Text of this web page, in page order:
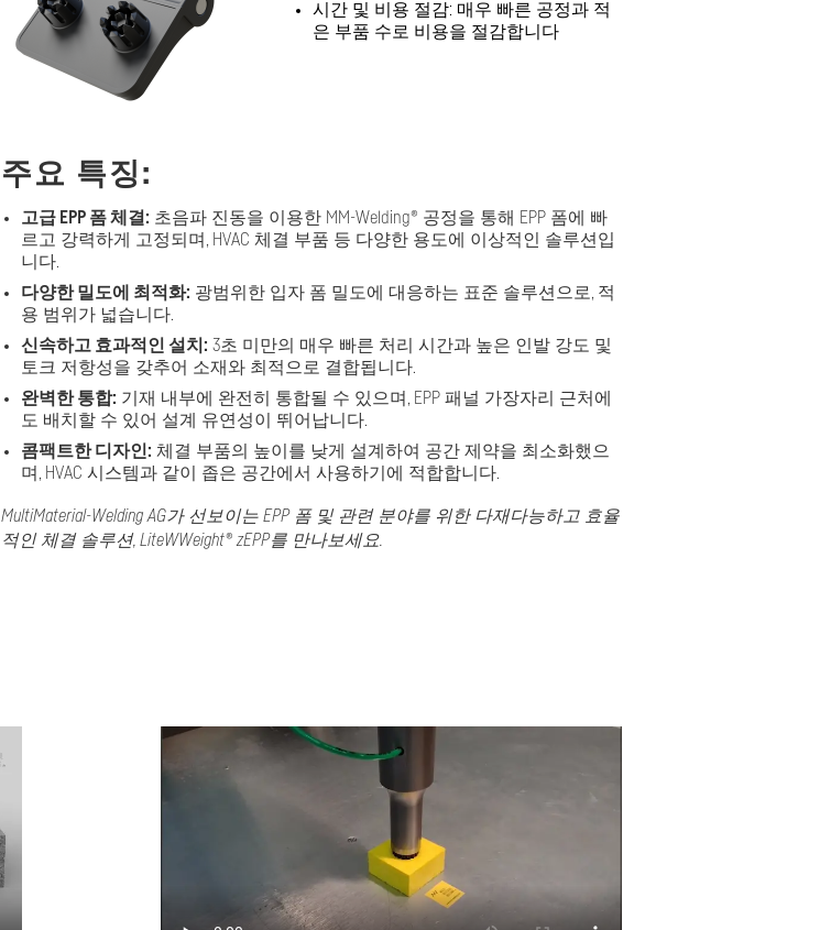
시간 및 비용 절감: 매우 빠른 공정과 적
은 부품 수로 비용을 절감합니다
주요 특징:
고급 EPP 폼 체결: 초음파 진동을 이용한 MM-Welding® 공정을 통해 EPP 폼에 빠
르고 강력하게 고정되며, HVAC 체결 부품 등 다양한 용도에 이상적인 솔루션입
니다.
다양한 밀도에 최적화: 광범위한 입자 폼 밀도에 대응하는 표준 솔루션으로, 적
용 범위가 넓습니다.
신속하고 효과적인 설치: 3초 미만의 매우 빠른 처리 시간과 높은 인발 강도 및
토크 저항성을 갖추어 소재와 최적으로 결합됩니다.
완벽한 통합: 기재 내부에 완전히 통합될 수 있으며, EPP 패널 가장자리 근처에
도 배치할 수 있어 설계 유연성이 뛰어납니다.
콤팩트한 디자인: 체결 부품의 높이를 낮게 설계하여 공간 제약을 최소화했으
며, HVAC 시스템과 같이 좁은 공간에서 사용하기에 적합합니다.
MultiMaterial-Welding AG가 선보이는 EPP 폼 및 관련 분야를 위한 다재다능하고 효율
적인 체결 솔루션, LiteWWeight® zEPP를 만나보세요.